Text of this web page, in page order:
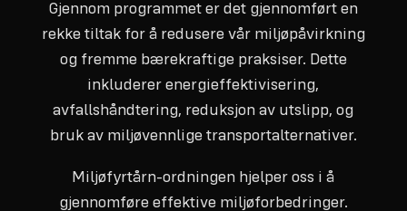
Gjennom programmet er det gjennomført en
rekke tiltak for å redusere vår miljøpåvirkning
og fremme bærekraftige praksiser. Dette
inkluderer energieffektivisering,
avfallshåndtering, reduksjon av utslipp, og
bruk av miljøvennlige transportalternativer.
Miljøfyrtårn-ordningen hjelper oss i å
gjennomføre effektive miljøforbedringer.